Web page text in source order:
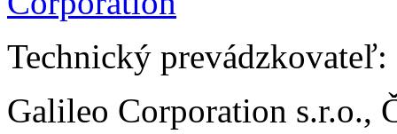
Technický prevádzkovateľ:
Galileo Corporation s.r.o.,